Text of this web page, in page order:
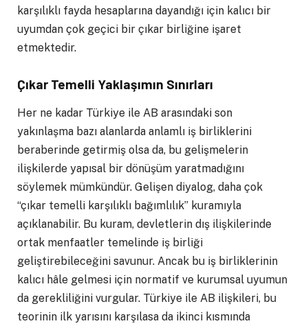
karşılıklı fayda hesaplarına dayandığı için kalıcı bir
uyumdan çok geçici bir çıkar birliğine işaret
etmektedir.
Çıkar Temelli Yaklaşımın Sınırları
Her ne kadar Türkiye ile AB arasındaki son
yakınlaşma bazı alanlarda anlamlı iş birliklerini
beraberinde getirmiş olsa da, bu gelişmelerin
ilişkilerde yapısal bir dönüşüm yaratmadığını
söylemek mümkündür. Gelişen diyalog, daha çok
“çıkar temelli karşılıklı bağımlılık” kuramıyla
açıklanabilir. Bu kuram, devletlerin dış ilişkilerinde
ortak menfaatler temelinde iş birliği
geliştirebileceğini savunur. Ancak bu iş birliklerinin
kalıcı hâle gelmesi için normatif ve kurumsal uyumun
da gerekliliğini vurgular. Türkiye ile AB ilişkileri, bu
teorinin ilk yarısını karşılasa da ikinci kısmında